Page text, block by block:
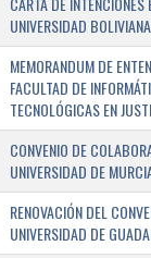
UNIVERSIDAD
MEMORANDUM DE
FACULTAD DE
TECNOLÓGICAS EN
CONVENIO DE
UNIVERSIDAD DE
RENOVACIÓN DEL
UNIVERSIDAD DE